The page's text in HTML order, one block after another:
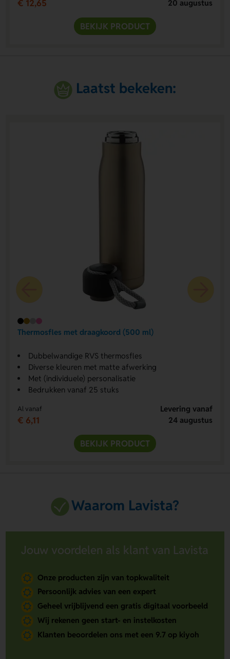
€ 12,65
20 augustus
BEKIJK PRODUCT
Laatst bekeken:
Thermosfles met draagkoord (500 ml)
Dubbelwandige RVS thermosfles
Diverse kleuren met matte afwerking
Met (individuele) personalisatie
Bedrukken vanaf 25 stuks
Al vanaf
€ 6,11
Levering vanaf
24 augustus
BEKIJK PRODUCT
Waarom Lavista?
Jouw voordelen als klant van Lavista
Onze producten zijn van topkwaliteit
Persoonlijk advies van een expert
Geheel vrijblijvend een gratis digitaal voorbeeld
Wij rekenen geen start- en instelkosten
Klanten beoordelen ons met een 9.7 op kiyoh